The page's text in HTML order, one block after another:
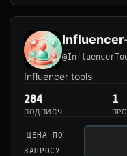
Influencer tools
284
ПОДПИСЧ.
1
ЦЕНА ПО
ЗАПРОСУ